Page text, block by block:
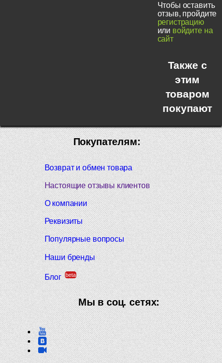
Чтобы оставить
отзыв, пройдите
регистрацию
или войдите на
сайт
Также с
этим
товаром
покупают
Покупателям:
Возврат и обмен товара
Настоящие отзывы клиентов
О компании
Реквизиты
Популярные вопросы
Наши бренды
Блог beta
Мы в соц. сетях: